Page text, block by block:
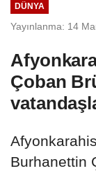
DÜNYA
Yayınlanma: 14
Çoban
Burhanettin